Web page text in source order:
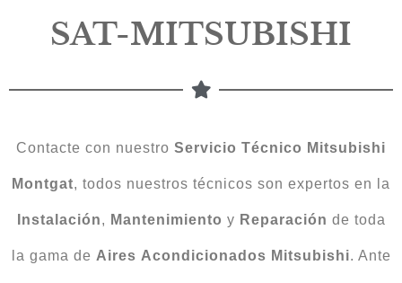
SAT-MITSUBISHI
Contacte con nuestro Servicio Técnico Mitsubishi
Montgat, todos nuestros técnicos son expertos en la
Instalación, Mantenimiento y Reparación de toda
la gama de Aires Acondicionados Mitsubishi. Ante